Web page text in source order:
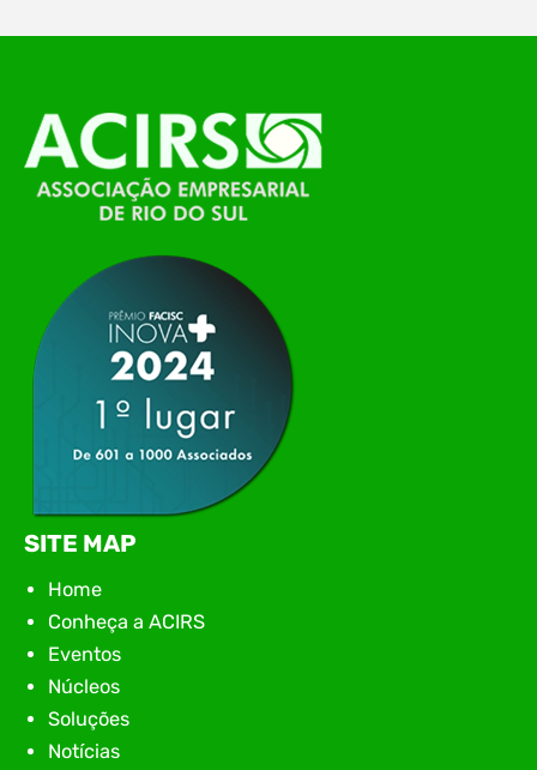
O Polo ACATE-ACIRS, por meio do NIAVI – Núcleo
de Tecnologia da Informação do Alto Vale do
Itajaí, realizou, no dia 21 de julho, o evento
Conexão Tech NIAVI, reunindo empresas de
tecnologia da região para uma noite de
apresentação de novas iniciativas para o setor. O
encontro aconteceu em Rio…
SITE MAP
Home
Conheça a ACIRS
Eventos
Núcleos
Soluções
Notícias